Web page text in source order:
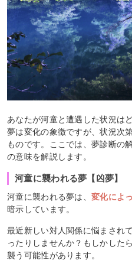
あなたが河童と遭遇した状況は
夢は変化の象徴ですが、状況次
ものです。ここでは、夢診断の
の意味を解説します。
河童に襲われる夢【凶夢】
河童に襲われる夢は、変化によ
暗示しています。
最近新しい対人関係に悩まされ
ったりしませんか？もしかした
襲う可能性があります。